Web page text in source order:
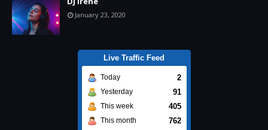
January 23, 2020
Live Traffic Feed
Today 2
Yesterday 91
This week 405
This month 762